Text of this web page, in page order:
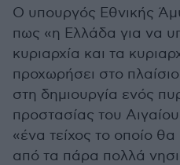
Ο υπουργός Εθνικής
πως «η Ελλάδα για να
κυριαρχία και τα
προχωρήσει στο
στη δημιουργία ενός
προστασίας του
«ένα τείχος το οποίο θα
από τα πάρα πολλά